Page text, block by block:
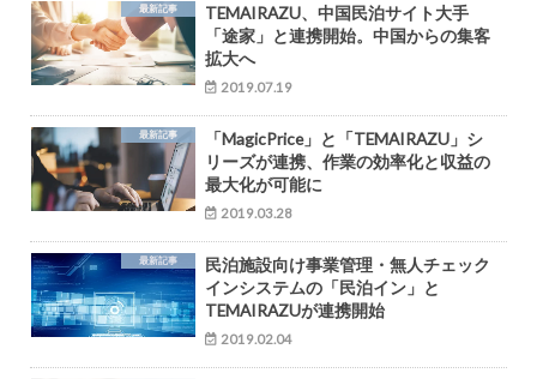
最新記事
TEMAIRAZU、中国民泊サイト大手
「途家」と連携開始。中国からの集客
拡大へ
2019.07.19
最新記事
「MagicPrice」と「TEMAIRAZU」シ
リーズが連携、作業の効率化と収益の
最大化が可能に
2019.03.28
最新記事
民泊施設向け事業管理・無人チェック
インシステムの「民泊イン」と
TEMAIRAZUが連携開始
2019.02.04